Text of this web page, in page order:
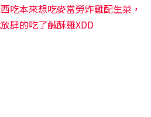
吃本來想吃麥當勞炸雞配生菜，
肆的吃了鹹酥雞XDD